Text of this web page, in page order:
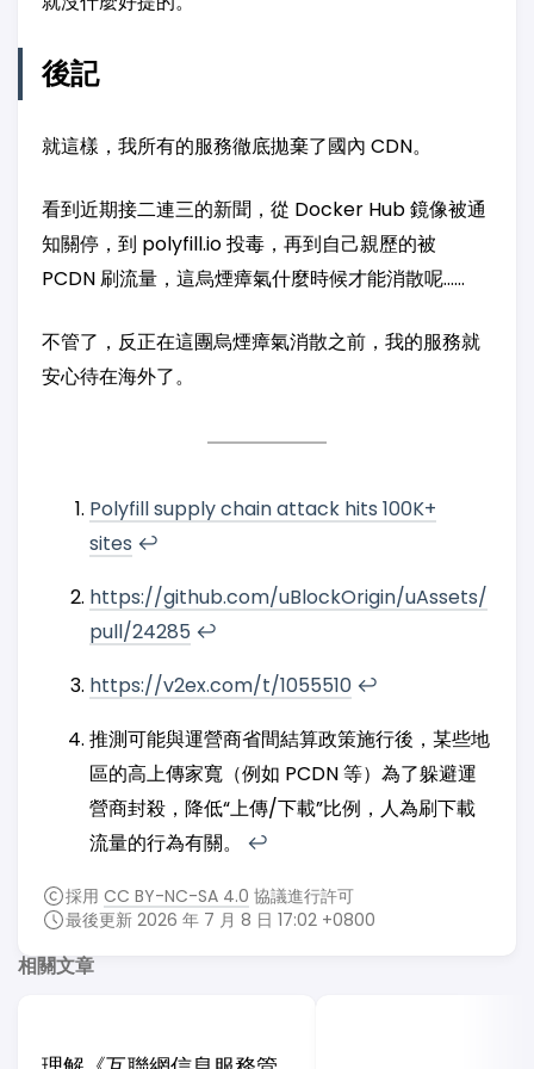
後記
就這樣，我所有的服務徹底拋棄了國內 CDN。
看到近期接二連三的新聞，從 Docker Hub 鏡像被通
知關停，到 polyfill.io 投毒，再到自己親歷的被
PCDN 刷流量，這烏煙瘴氣什麼時候才能消散呢……
不管了，反正在這團烏煙瘴氣消散之前，我的服務就
安心待在海外了。
Polyfill supply chain attack hits 100K+
sites ↩︎
https://github.com/uBlockOrigin/uAssets/
pull/24285 ↩︎
https://v2ex.com/t/1055510 ↩︎
推測可能與運營商省間結算政策施行後，某些地
區的高上傳家寬（例如 PCDN 等）為了躲避運
營商封殺，降低“上傳/下載”比例，人為刷下載
流量的行為有關。 ↩︎
採用 CC BY-NC-SA 4.0 協議進行許可
最後更新 2026 年 7 月 8 日 17:02 +0800
相關文章